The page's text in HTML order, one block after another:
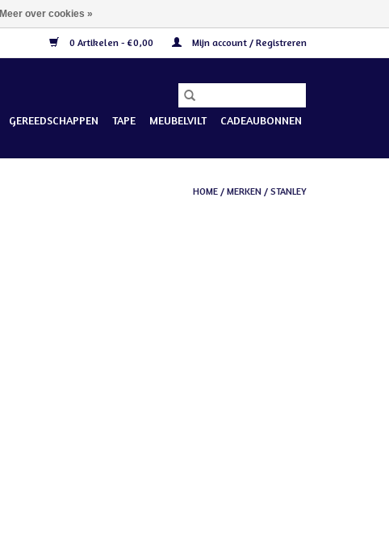
0 Artikelen - €0,00 Mijn account / Registreren
GEREEDSCHAPPEN TAPE MEUBELVILT CADEAUBONNEN
HOME / MERKEN / STANLEY
Meer over cookies »